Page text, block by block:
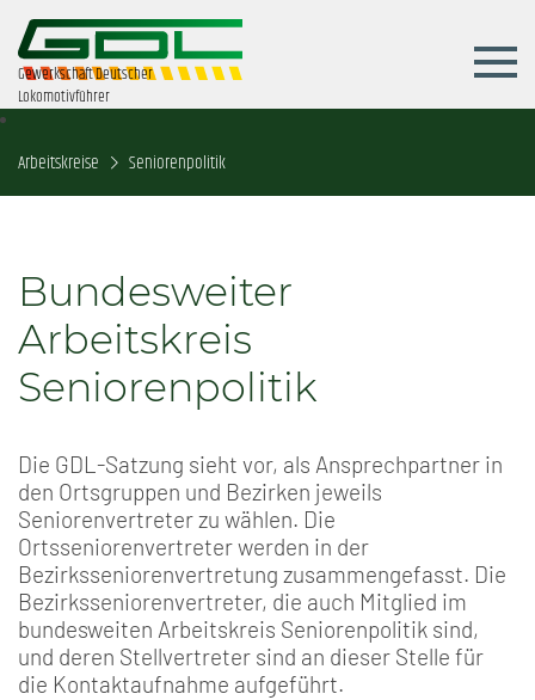
Gewerkschaft Deutscher
Lokomotivführer
Arbeitskreise Seniorenpolitik
Bundesweiter
Arbeitskreis
Seniorenpolitik
Die GDL-Satzung sieht vor, als Ansprechpartner in
den Ortsgruppen und Bezirken jeweils
Seniorenvertreter zu wählen. Die
Ortsseniorenvertreter werden in der
Bezirksseniorenvertretung zusammengefasst. Die
Bezirksseniorenvertreter, die auch Mitglied im
bundesweiten Arbeitskreis Seniorenpolitik sind,
und deren Stellvertreter sind an dieser Stelle für
die Kontaktaufnahme aufgeführt.